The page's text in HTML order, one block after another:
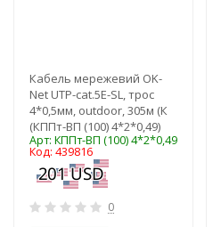
Кабель мережевий OK-
Net UTP-cat.5E-SL, трос
4*0,5мм, outdoor, 305м (К
(КППт-ВП (100) 4*2*0,49)
Арт: КППт-ВП (100) 4*2*0,49
Код: 439816
0